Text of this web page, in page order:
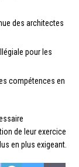
des architectes
pour les
compétences en
de leur exercice
en plus exigeant.